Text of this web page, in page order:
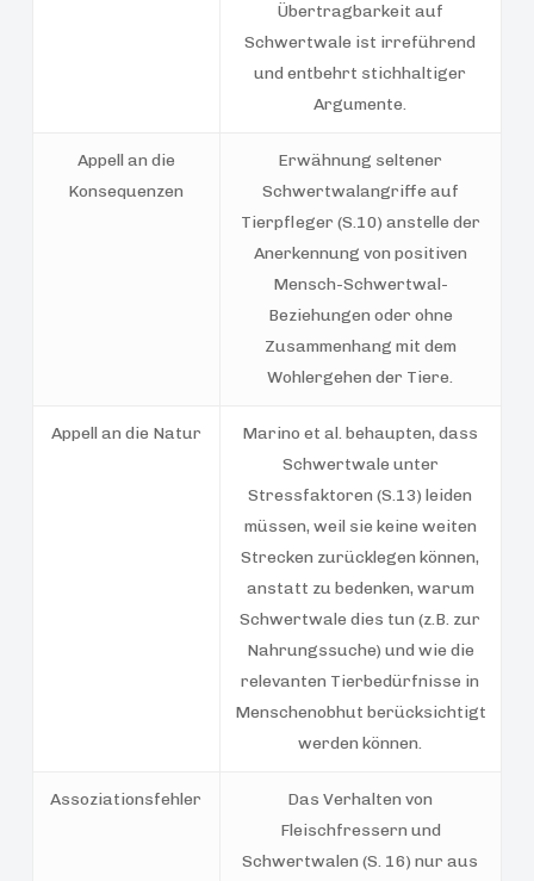
Übertragbarkeit auf
Schwertwale ist irreführend
und entbehrt stichhaltiger
Argumente.
Appell an die
Konsequenzen
Erwähnung seltener
Schwertwalangriffe auf
Tierpfleger (S.10) anstelle der
Anerkennung von positiven
Mensch-Schwertwal-
Beziehungen oder ohne
Zusammenhang mit dem
Wohlergehen der Tiere.
Appell an die Natur
Marino et al. behaupten, dass
Schwertwale unter
Stressfaktoren (S.13) leiden
müssen, weil sie keine weiten
Strecken zurücklegen können,
anstatt zu bedenken, warum
Schwertwale dies tun (z.B. zur
Nahrungssuche) und wie die
relevanten Tierbedürfnisse in
Menschenobhut berücksichtigt
werden können.
Assoziationsfehler
Das Verhalten von
Fleischfressern und
Schwertwalen (S. 16) nur aus